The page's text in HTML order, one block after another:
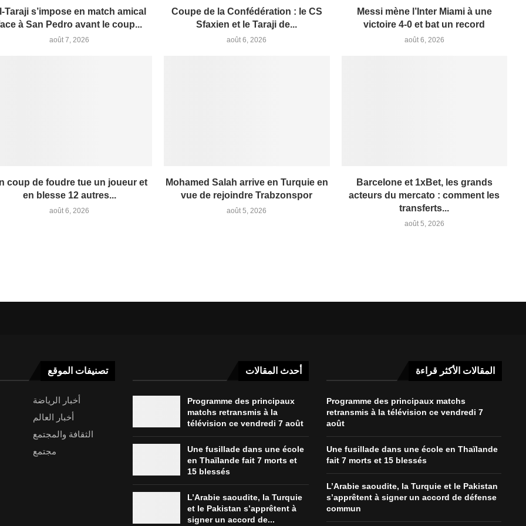
Taraji s’impose en match amical
à San Pedro avant le coup...
août 7, 2026
Coupe de la Confédération : le CS
Sfaxien et le Taraji de...
août 6, 2026
Messi mène l’Inter Miami à une
victoire 4-0 et bat un record
août 6, 2026
coup de foudre tue un joueur et
en blesse 12 autres...
août 6, 2026
Mohamed Salah arrive en Turquie en
vue de rejoindre Trabzonspor
août 5, 2026
Barcelone et 1xBet, les grands
acteurs du mercato : comment les
transferts...
août 5, 2026
تصنيفات الموقع
أخبار الرياضة
أخبار العالم
الثقافة والمجتمع
مجتمع
أحدث المقالات
Programme des principaux
matchs retransmis à la
télévision ce vendredi 7 août
Une fusillade dans une école
en Thaïlande fait 7 morts et
15 blessés
L’Arabie saoudite, la Turquie
et le Pakistan s’apprêtent à
signer un accord de...
المقالات الأكثر قراءة
Programme des principaux matchs
retransmis à la télévision ce vendredi 7
août
Une fusillade dans une école en Thaïlande
fait 7 morts et 15 blessés
L’Arabie saoudite, la Turquie et le Pakistan
s’apprêtent à signer un accord de défense
commun